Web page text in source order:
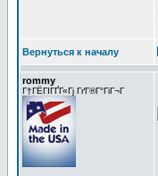
Вернуться к началу
rommy
Г†ГЁГІГҐГ«Гј ГґГ®Г°ГіГ¬Г